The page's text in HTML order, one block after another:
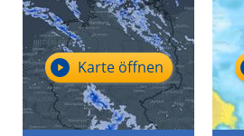
Karte öffnen